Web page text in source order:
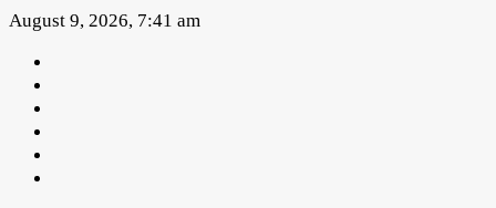
August 9, 2026, 7:41 am